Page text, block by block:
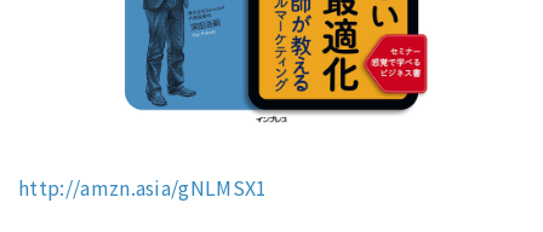
http://amzn.asia/gNLMSX1